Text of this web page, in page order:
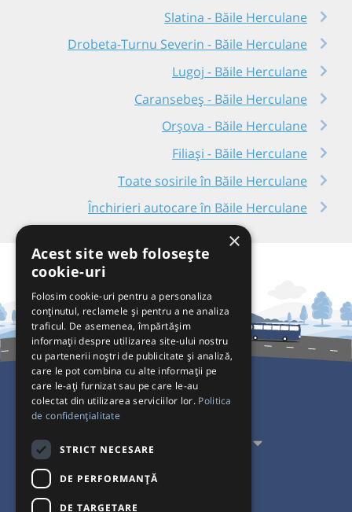
Slatina - Băile Herculane
Drobeta-Turnu Severin - Băile Herculane
Lugoj - Băile Herculane
Caransebeș - Băile Herculane
Orșova - Băile Herculane
Filiași - Băile Herculane
Toate sosirile în Băile Herculane
Închirieri autocare în Băile Herculane
Pentru Călători
Pentru Transportatori
Interacționăm
×
Acest site web folosește
cookie-uri
Folosim cookie-uri pentru a personaliza
conținutul, reclamele și pentru a ne analiza
traficul. De asemenea, împărtășim
informații despre utilizarea site-ului nostru
cu partenerii noștri de publicitate și analiză,
care le pot combina cu alte informații pe
care le-ați furnizat sau pe care le-au
colectat din utilizarea serviciilor lor. Politica
de confidențialitate
STRICT NECESARE
DE PERFORMANȚĂ
DE TARGETARE